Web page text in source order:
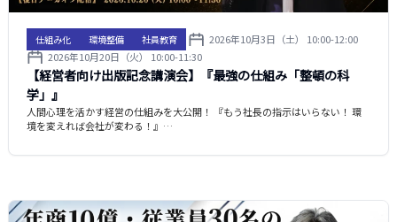
仕組み化 環境整備 社員教育
2026年10月3日（土） 10:00-12:00
2026年10月20日（火） 10:00-11:30
【経営者向け出版記念講演会】『最強の仕組み「整頓の科
学」』
人間心理を活かす経営の仕組みを大公開！ 『もう社長の指示はいらない！ 環
境を変えれば会社が変わる！』…